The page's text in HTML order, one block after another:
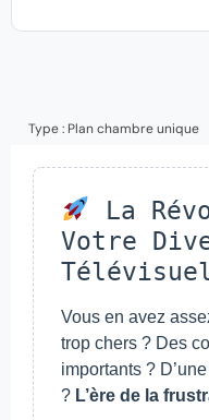
Type : Plan chambre unique
La
Votre
Vous en avez
trop chers ? Des
importants ?
? L’ère de la